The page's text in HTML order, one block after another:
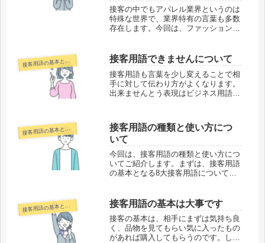
接客の中でもアパレル業界というのは
特殊な世界で、業界特有の言葉も多数
存在します。今回は、ファッション業
ルパンツ」についです。これは全体的
にたっぷりとしたシルエットで股下が
深...
接 客用語の基本と様々な業界での接客用語 接客用語できませんについて
接客用語も言葉を少し変えることで相
手に対して伝わり方がよくなります。
出来ませんとう表現はビジネス用語な
手に対してはっきりと断らなければい
けない部分もありますができませんと
伝...
接 客用語の基本と様々な業界での接客用語
接客用語の種類と使い方につ
いて
今回は、接客用語の種類と使い方につ
いてご紹介します。まずは、接客用語
の基本となる8大接客用語についてで
うございます(お客様からご注文を頂
いた時などに使います)。③かしこま
り...
接 客用語の基本と様々な業界での接客用語 接客用語の基本は大事です
接客の基本は、相手にまずは気持ち良
く、品物を見てもらい気に入ったもの
があれば購入してもらうのです。しか